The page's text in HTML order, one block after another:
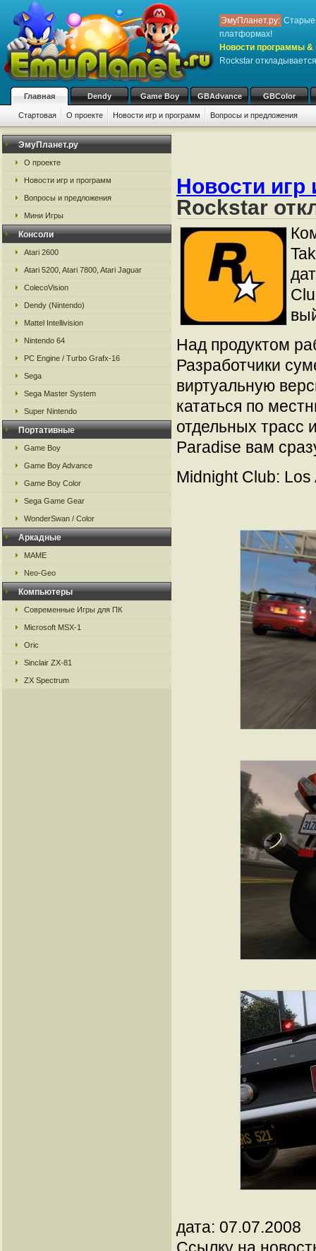
ЭмуПланет.ру: Старые
платформах!
Новости программы &
Rockstar откладывается
Главная Dendy Game Boy GBAdvance GBColor
Стартовая О проекте Новости игр и программ Вопросы и предложения
ЭмуПланет.ру
О проекте
Новости игр и программ
Вопросы и предложения
Мини Игры
Консоли
Atari 2600
Atari 5200, Atari 7800, Atari Jaguar
ColecoVision
Dendy (Nintendo)
Mattel Intellivision
Nintendo 64
PC Engine / Turbo Grafx-16
Sega
Sega Master System
Super Nintendo
Портативные
Game Boy
Game Boy Advance
Game Boy Color
Sega Game Gear
WonderSwan / Color
Аркадные
MAME
Neo-Geo
Компьютеры
Современные Игры для ПК
Microsoft MSX-1
Oric
Sinclair ZX-81
ZX Spectrum
Новости игр
Rockstar
Над продуктом
Разработчики
виртуальную
кататься по
отдельных трасс
Paradise вам
Midnight Club:
дата: 07.07.2008